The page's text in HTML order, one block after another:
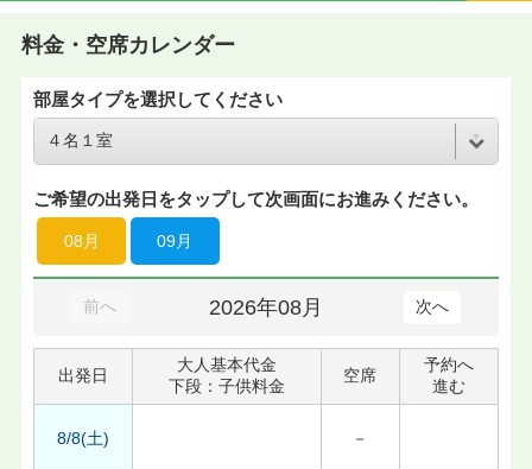
料金・空席カレンダー
部屋タイプを選択してください
ご希望の出発日をタップして次画面にお進みください。
08月 09月
前へ 2026年08月 次へ
出発日
大人基本代金
下段：子供料金
空席
予約へ
進む
8/8(土) －